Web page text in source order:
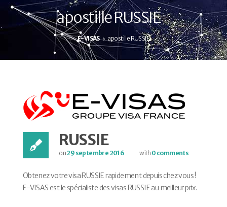
apostille RUSSIE
E-VISAS apostille RUSSIE
RUSSIE
on29 septembre 2016 with 0 comments
Obtenez votre visa RUSSIE rapidement depuis chez vous !
E-VISAS est le spécialiste des visas RUSSIE au meilleur prix.